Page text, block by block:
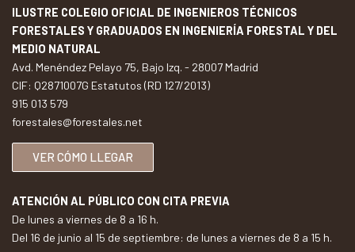
ILUSTRE COLEGIO OFICIAL DE INGENIEROS TÉCNICOS
FORESTALES Y GRADUADOS EN INGENIERÍA FORESTAL Y DEL
MEDIO NATURAL
Avd. Menéndez Pelayo 75, Bajo Izq. - 28007 Madrid
CIF: Q2871007G Estatutos (RD 127/2013)
915 013 579
forestales@forestales.net
VER CÓMO LLEGAR
ATENCIÓN AL PÚBLICO CON CITA PREVIA
De lunes a viernes de 8 a 16 h.
Del 16 de junio al 15 de septiembre: de lunes a viernes de 8 a 15 h.